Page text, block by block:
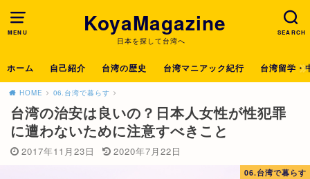
MENU SEARCH
KoyaMagazine
日本を探して台湾へ
ホーム 自己紹介 台湾の歴史 台湾マニアック紀行 台湾留学・
HOME 06.台湾で暮らす
台湾の治安は良いの？日本人女性が性犯罪
に遭わないために注意すべきこと
2017年11月23日 2020年7月22日
06.台湾で暮らす